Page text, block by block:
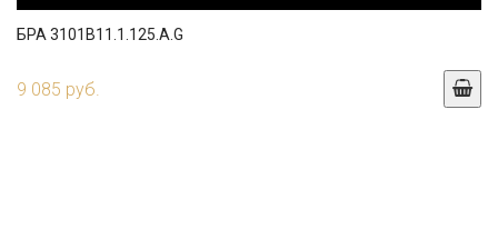
БРА 3101B11.1.125.A.G
9 085 руб.